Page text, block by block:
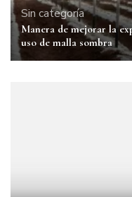
Sin categoría
Manera de mejorar la
uso de malla sombra